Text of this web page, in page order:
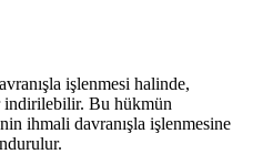
işlenmesi halinde,
indirilebilir. Bu hükmün
ihmali davranışla işlenmesine